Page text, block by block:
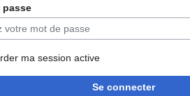
passe
ma session active
Se connecter